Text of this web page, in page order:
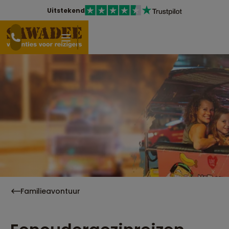
Uitstekend
Familieavontuur